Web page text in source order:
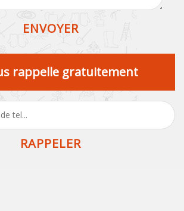
rappelle gratuitement